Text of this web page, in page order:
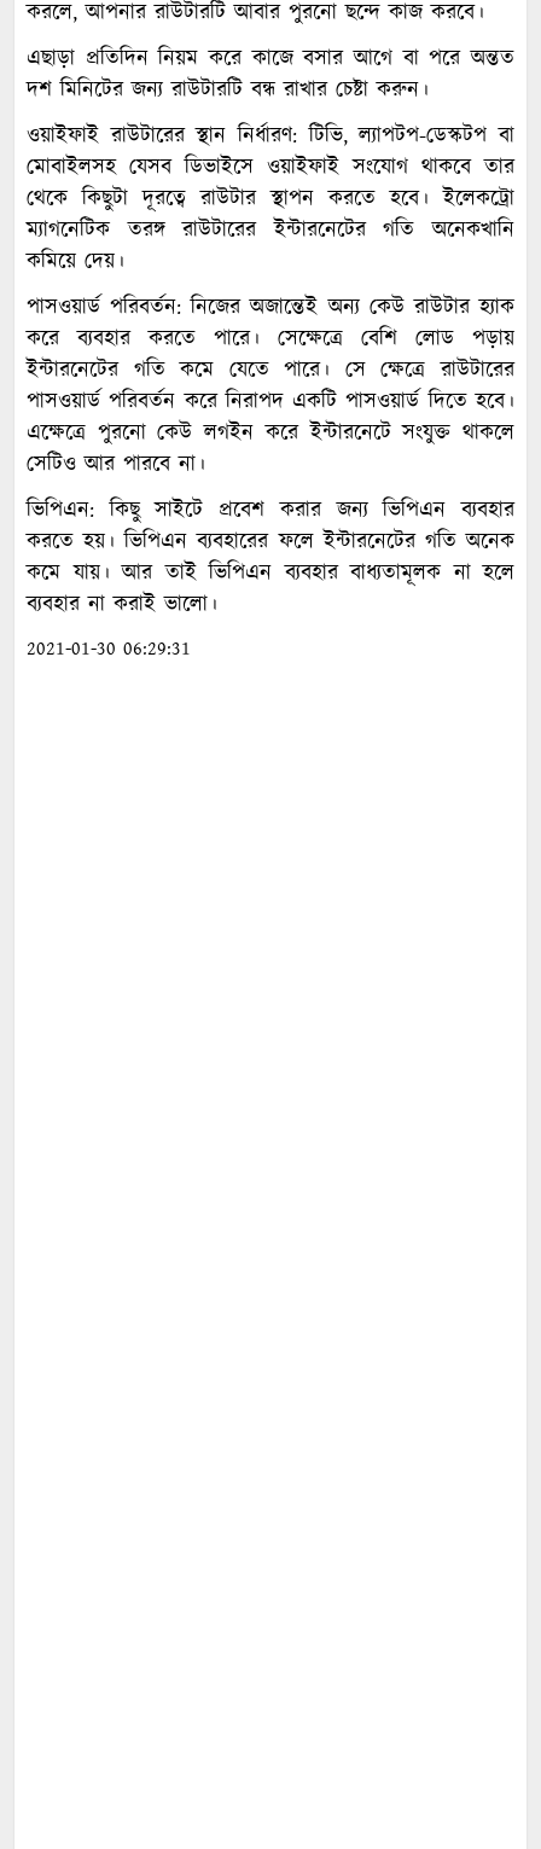
করলে, আপনার রাউটারটি আবার পুরনো ছন্দে কাজ করবে।
এছাড়া প্রতিদিন নিয়ম করে কাজে বসার আগে বা পরে অন্তত
দশ মিনিটের জন্য রাউটারটি বন্ধ রাখার চেষ্টা করুন।
ওয়াইফাই রাউটারের স্থান নির্ধারণ: টিভি, ল্যাপটপ-ডেস্কটপ বা
মোবাইলসহ যেসব ডিভাইসে ওয়াইফাই সংযোগ থাকবে তার
থেকে কিছুটা দূরত্বে রাউটার স্থাপন করতে হবে। ইলেকট্রো
ম্যাগনেটিক তরঙ্গ রাউটারের ইন্টারনেটের গতি অনেকখানি
কমিয়ে দেয়।
পাসওয়ার্ড পরিবর্তন: নিজের অজান্তেই অন্য কেউ রাউটার হ্যাক
করে ব্যবহার করতে পারে। সেক্ষেত্রে বেশি লোড পড়ায়
ইন্টারনেটের গতি কমে যেতে পারে। সে ক্ষেত্রে রাউটারের
পাসওয়ার্ড পরিবর্তন করে নিরাপদ একটি পাসওয়ার্ড দিতে হবে।
এক্ষেত্রে পুরনো কেউ লগইন করে ইন্টারনেটে সংযুক্ত থাকলে
সেটিও আর পারবে না।
ভিপিএন: কিছু সাইটে প্রবেশ করার জন্য ভিপিএন ব্যবহার
করতে হয়। ভিপিএন ব্যবহারের ফলে ইন্টারনেটের গতি অনেক
কমে যায়। আর তাই ভিপিএন ব্যবহার বাধ্যতামূলক না হলে
ব্যবহার না করাই ভালো।
2021-01-30 06:29:31